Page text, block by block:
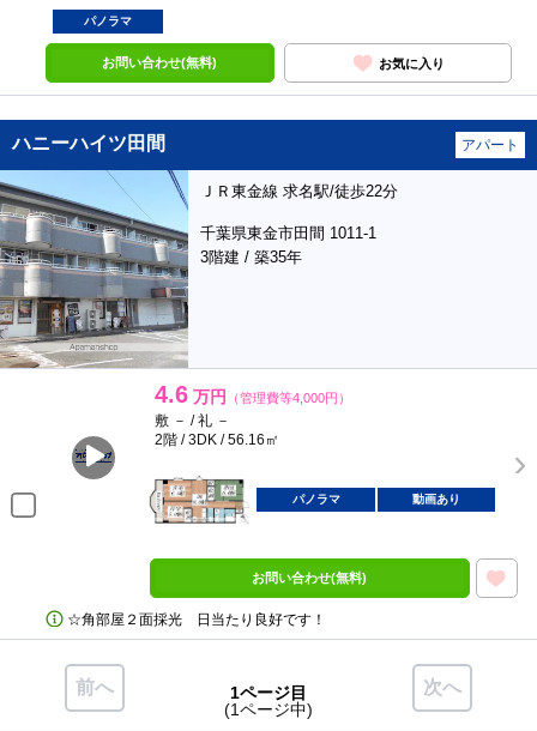
パノラマ
お問い合わせ(無料) お気に入り
ハニーハイツ田間 アパート
ＪＲ東金線 求名駅/徒歩22分
千葉県東金市田間 1011-1
3階建 / 築35年
4.6 万円 （管理費等4,000円）
敷 － / 礼 －
2階 / 3DK / 56.16㎡
パノラマ 動画あり
お問い合わせ(無料)
☆角部屋２面採光 日当たり良好です！
前へ 次へ
1ページ目
(1ページ中)